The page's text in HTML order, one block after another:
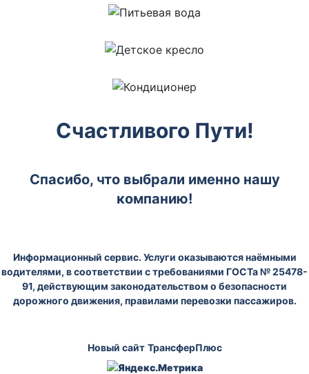
Счастливого Пути!
Спасибо, что выбрали именно нашу
компанию!
Информационный сервис. Услуги оказываются наёмными
водителями, в соответствии с требованиями ГОСТа № 25478-
91, действующим законодательством о безопасности
дорожного движения, правилами перевозки пассажиров.
Новый сайт ТрансферПлюс